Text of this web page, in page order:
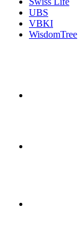
UBS
VBKI
WisdomTree